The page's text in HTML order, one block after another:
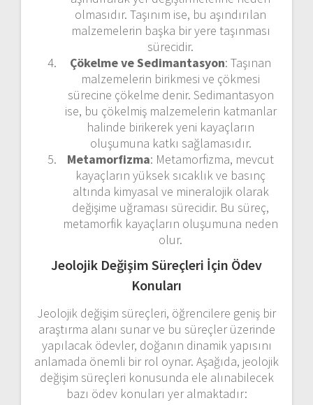
olmasıdır. Taşınım ise, bu aşındırılan
malzemelerin başka bir yere taşınması
sürecidir.
Çökelme ve Sedimantasyon: Taşınan
malzemelerin birikmesi ve çökmesi
sürecine çökelme denir. Sedimantasyon
ise, bu çökelmiş malzemelerin katmanlar
halinde birikerek yeni kayaçların
oluşumuna katkı sağlamasıdır.
Metamorfizma: Metamorfizma, mevcut
kayaçların yüksek sıcaklık ve basınç
altında kimyasal ve mineralojik olarak
değişime uğraması sürecidir. Bu süreç,
metamorfik kayaçların oluşumuna neden
olur.
Jeolojik Değişim Süreçleri İçin Ödev
Konuları
Jeolojik değişim süreçleri, öğrencilere geniş bir
araştırma alanı sunar ve bu süreçler üzerinde
yapılacak ödevler, doğanın dinamik yapısını
anlamada önemli bir rol oynar. Aşağıda, jeolojik
değişim süreçleri konusunda ele alınabilecek
bazı ödev konuları yer almaktadır: